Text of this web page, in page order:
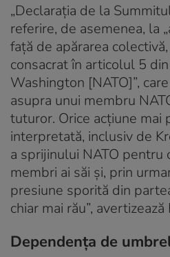
„Declarația de la
referire, de asemenea, la
față de apărarea
consacrat în articolul 5
Washington [NATO]”,
asupra unui membru
tuturor. Orice acțiune mai
interpretată, inclusiv de
a sprijinului NATO pentru
membri ai săi și, prin
presiune sporită din
chiar mai rău”, avertizează
Dependența de